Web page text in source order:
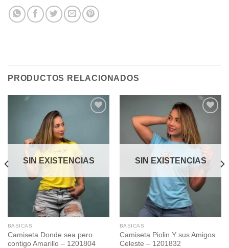
PRODUCTOS RELACIONADOS
SIN EXISTENCIAS
BÁSICAS
Camiseta Donde sea pero
contigo Amarillo – 1201804
wishlist
SIN EXISTENCIAS
BÁSICAS
Camiseta Piolin Y sus Amigos
Celeste – 1201832